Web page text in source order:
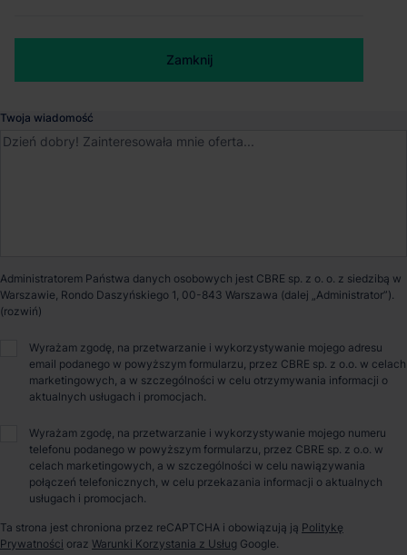
Opiekun nieruchomości
Małgorzata Czepel
Powierzchnia parku
O parku
Magazyn do wynajęcia – Hillwood Rawicz
Hillwood Rawicz to nowoczesne centrum logistyczne klasy A,
Zamknij
Twoja wiadomość
Administratorem Państwa danych osobowych jest CBRE sp. z o. o. z siedzibą w
Warszawie, Rondo Daszyńskiego 1, 00-843 Warszawa (dalej „Administrator”).
Wyrażam zgodę, na przetwarzanie i wykorzystywanie mojego adresu
email podanego w powyższym formularzu, przez CBRE sp. z o.o. w celach
marketingowych, a w szczególności w celu otrzymywania informacji o
aktualnych usługach i promocjach.
Wyrażam zgodę, na przetwarzanie i wykorzystywanie mojego numeru
telefonu podanego w powyższym formularzu, przez CBRE sp. z o.o. w
celach marketingowych, a w szczególności w celu nawiązywania
połączeń telefonicznych, w celu przekazania informacji o aktualnych
usługach i promocjach.
Ta strona jest chroniona przez reCAPTCHA i obowiązują ją Politykę
Prywatności oraz Warunki Korzystania z Usług Google.
Zamknij